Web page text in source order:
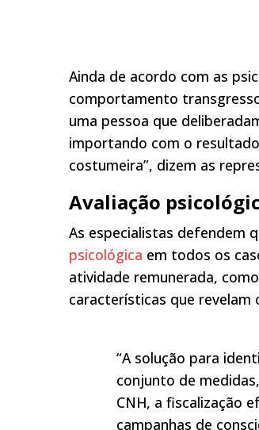
Ainda de acordo com as
comportamento
uma pessoa que
importando com o
costumeira”, dizem as
Avaliação
As especialistas defendem
psicológica em todos os
atividade remunerada,
características que
“A solução para
conjunto de
CNH, a fiscalização
campanhas de